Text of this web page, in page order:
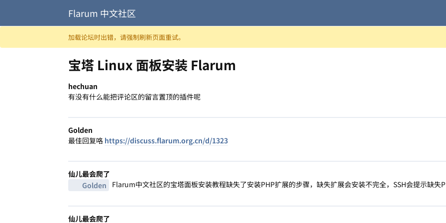
跳至内容
Flarum 中文社区
加载论坛时出错，请强制刷新页面重试。
宝塔 Linux 面板安装 Flarum
hechuan
有没有什么能把评论区的留言置顶的插件呢
Golden
最佳回复咯 https://discuss.flarum.org.cn/d/1323
仙儿最会爬了
Golden
Flarum中文社区的宝塔面板安装教程缺失了安装PHP扩展的步骤，缺失扩展会安装不完全，SSH会提示缺失
仙儿最会爬了